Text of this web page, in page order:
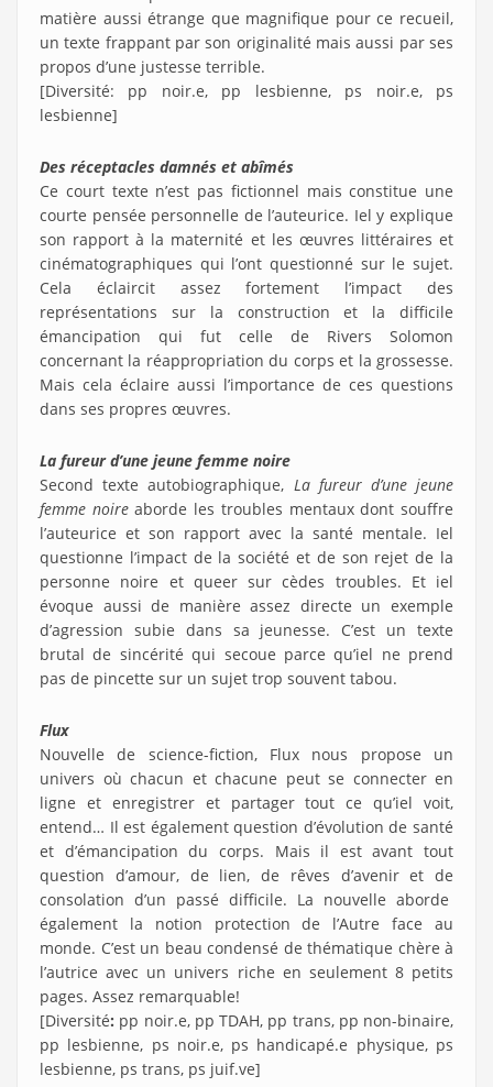
matière aussi étrange que magnifique pour ce recueil,
un texte frappant par son originalité mais aussi par ses
propos d’une justesse terrible.
[Diversité: pp noir.e, pp lesbienne, ps noir.e, ps
lesbienne]
Des réceptacles damnés et abîmés
Ce court texte n’est pas fictionnel mais constitue une
courte pensée personnelle de l’auteurice. Iel y explique
son rapport à la maternité et les œuvres littéraires et
cinématographiques qui l’ont questionné sur le sujet.
Cela éclaircit assez fortement l’impact des
représentations sur la construction et la difficile
émancipation qui fut celle de Rivers Solomon
concernant la réappropriation du corps et la grossesse.
Mais cela éclaire aussi l’importance de ces questions
dans ses propres œuvres.
La fureur d’une jeune femme noire
Second texte autobiographique, La fureur d’une jeune
femme noireaborde les troubles mentaux dont souffre
l’auteurice et son rapport avec la santé mentale. Iel
questionne l’impact de la société et de son rejet de la
personne noire et queer sur cèdes troubles. Et iel
évoque aussi de manière assez directe un exemple
d’agression subie dans sa jeunesse. C’est un texte
brutal de sincérité qui secoue parce qu’iel ne prend
pas de pincette sur un sujet trop souvent tabou.
Flux
Nouvelle de science-fiction, Flux nous propose un
univers où chacun et chacune peut se connecter en
ligne et enregistrer et partager tout ce qu’iel voit,
entend… Il est également question d’évolution de santé
et d’émancipation du corps. Mais il est avant tout
question d’amour, de lien, de rêves d’avenir et de
consolation d’un passé difficile. La nouvelle aborde
également la notion protection de l’Autre face au
monde. C’est un beau condensé de thématique chère à
l’autrice avec un univers riche en seulement 8 petits
pages. Assez remarquable!
[Diversité: pp noir.e, pp TDAH, pp trans, pp non-binaire,
pp lesbienne, ps noir.e, ps handicapé.e physique, ps
lesbienne, ps trans, ps juif.ve]